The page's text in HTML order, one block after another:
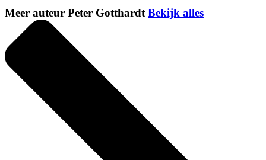
Meer auteur Peter Gotthardt Bekijk alles